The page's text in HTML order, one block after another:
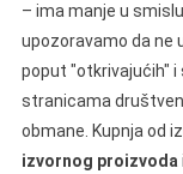
– ima manje u
upozoravamo da ne
poput "otkrivajućih" i
stranicama
obmane. Kupnja od
izvornog proizvoda i